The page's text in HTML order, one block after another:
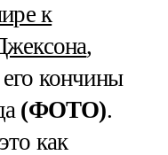
к
,
кончины
(ФОТО).
как